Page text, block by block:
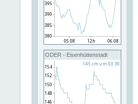
ODER - Eisenhüttenstadt